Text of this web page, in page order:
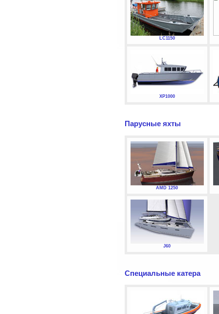
LC1150
XP1000
Парусные яхты
AMD 1250
J60
Специальные катера